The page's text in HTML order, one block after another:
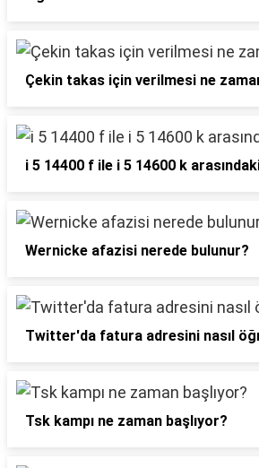
Çekin takas için verilmesi ne
i 5 14400 f ile i 5 14600 k
Wernicke afazisi nerede bulunur?
Twitter'da fatura adresini nasıl
Tsk kampı ne zaman başlıyor?